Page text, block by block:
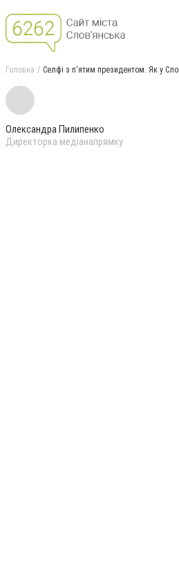
Головна Селфі з п‘ятим президентом. Як у
Олександра Пилипенко
Директорка медіанапрямку